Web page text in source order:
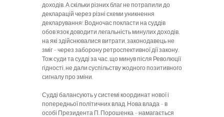
доходів. А скільки різних благ не потрапили до
декларацій через різні схеми уникнення
декларування! Водночас покласти на суддів
обов’язок доводити легальність минулих доходів,
на які здійснювалися витрати, законодавець не
зміг – через заборону ретроспективної дії закону.
Тож суди та судді за час, що минув після Революції
гідності, не дали суспільству жодного позитивного
сигналу про зміни.
Судді балансують у системі координат нової і
попередньої політичних влад. Нова влада – в
особі Президента П. Порошенка – намагається